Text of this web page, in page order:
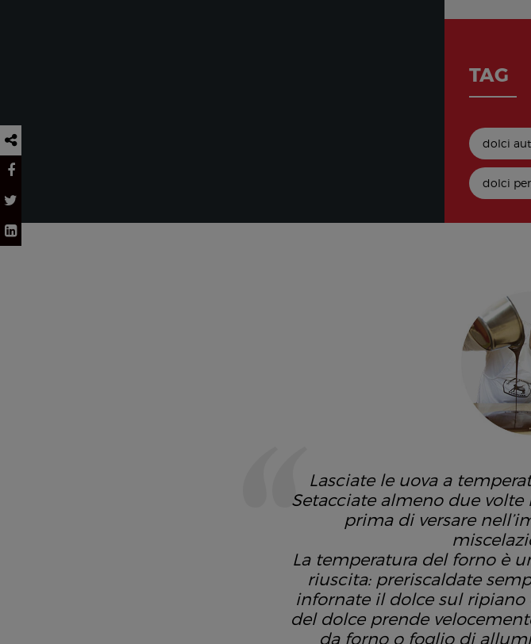
TAG
dolci
dolci
Lasciate le uova a
Setacciate almeno due
prima di versare
La temperatura del forno è
riuscita: preriscaldate
infornate il dolce sul ripiano
del dolce prende
da forno o foglio di